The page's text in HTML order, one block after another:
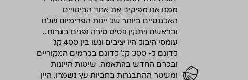
ממנו אנו מפיקים את אחד הביטויים
האלגנטיים ביותר של יינות הפרימיום שלנו
ובראשם ויתקין פטיט סירה גפנים בוגרות..
עומסי היבול היו יציבים ונעו בין 400 קג'
לדונם ל- 300 קג' לדונם בכרמים המקוריים
ובכרם החדש בהתאמה. שיטות הייננות
ומשטר ההתבגרות בחביות עץ נשמרו. היין